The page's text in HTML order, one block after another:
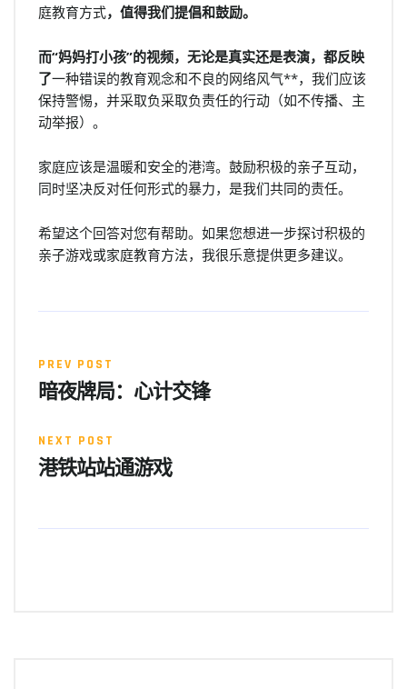
庭教育方式，值得我们提倡和鼓励。
而“妈妈打小孩”的视频，无论是真实还是表演，都反映
了一种错误的教育观念和不良的网络风气**，我们应该
保持警惕，并采取负采取负责任的行动（如不传播、主
动举报）。
家庭应该是温暖和安全的港湾。鼓励积极的亲子互动，
同时坚决反对任何形式的暴力，是我们共同的责任。
希望这个回答对您有帮助。如果您想进一步探讨积极的
亲子游戏或家庭教育方法，我很乐意提供更多建议。
PREV POST
暗夜牌局：心计交锋
NEXT POST
港铁站站通游戏